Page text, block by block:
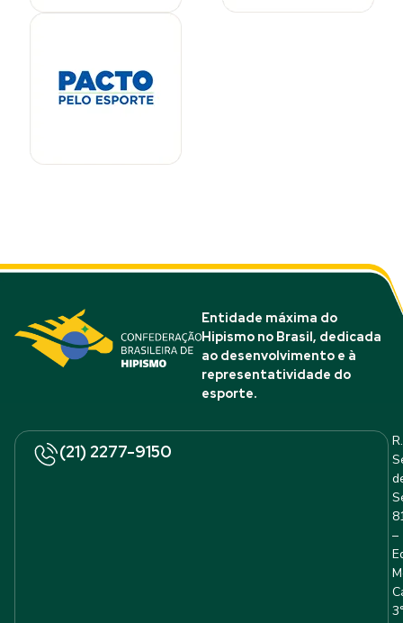
Entidade máxima do
Hipismo no Brasil, dedicada
ao desenvolvimento e à
representatividade do
esporte.
(21) 2277-9150
R.
–